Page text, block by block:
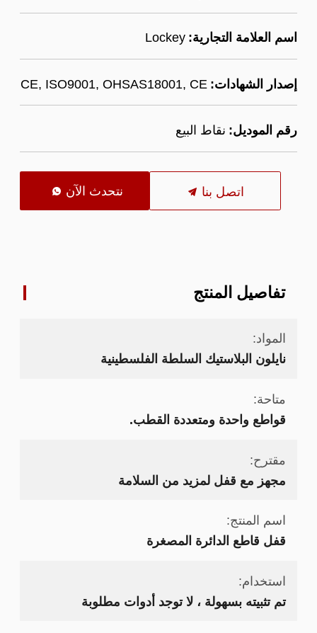
اسم العلامة التجارية: Lockey
إصدار الشهادات: CE, ISO9001, OHSAS18001, CE
رقم الموديل: نقاط البيع
اتصل بنا نتحدث الآن 
تفاصيل المنتج
المواد:
نايلون البلاستيك السلطة الفلسطينية
متاحة:
قواطع واحدة ومتعددة القطب.
مقترح:
مجهز مع قفل لمزيد من السلامة
اسم المنتج:
قفل قاطع الدائرة المصغرة
استخدام:
تم تثبيته بسهولة ، لا توجد أدوات مطلوبة